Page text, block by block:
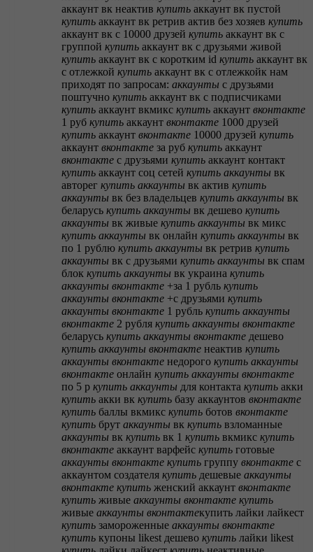
аккаунт вк неактив купить аккаунт вк пустой
купить аккаунт вк ретрив актив без хозяев купить
аккаунт вк с 10000 друзей купить аккаунт вк с
группой купить аккаунт вк с друзьями живой
купить аккаунт вк с коротким id купить аккаунт вк
с отлежкой купить аккаунт вк с отлежкойк нам
приходят по запросам: аккаунты с друзьями
поштучно купить аккаунт вк с подписчиками
купить аккаунт вкмикс купить аккаунт вконтакте
1 руб купить аккаунт вконтакте 1000 друзей
купить аккаунт вконтакте 10000 друзей купить
аккаунт вконтакте за руб купить аккаунт
вконтакте с друзьями купить аккаунт контакт
купить аккаунт соц сетей купить аккаунты вк
авторег купить аккаунты вк актив купить
аккаунты вк без владельцев купить аккаунты вк
беларусь купить аккаунты вк дешево купить
аккаунты вк живые купить аккаунты вк микс
купить аккаунты вк онлайн купить аккаунты вк
по 1 рублю купить аккаунты вк ретрив купить
аккаунты вк с друзьями купить аккаунты вк спам
блок купить аккаунты вк украина купить
аккаунты вконтакте +за 1 рубль купить
аккаунты вконтакте +с друзьями купить
аккаунты вконтакте 1 рубль купить аккаунты
вконтакте 2 рубля купить аккаунты вконтакте
беларусь купить аккаунты вконтакте дешево
купить аккаунты вконтакте неактив купить
аккаунты вконтакте недорого купить аккаунты
вконтакте онлайн купить аккаунты вконтакте
по 5 р купить аккаунты для контакта купить акки
купить акки вк купить базу аккаунтов вконтакте
купить баллы вкмикс купить ботов вконтакте
купить брут аккаунты вк купить взломанные
аккаунты вк купить вк 1 купить вкмикс купить
вконтакте аккаунт варфейс купить готовые
аккаунты вконтакте купить группу вконтакте с
аккаунтом создателя купить дешевые аккаунты
вконтакте купить женский аккаунт вконтакте
купить живые аккаунты вконтакте купить
живые аккаунты вконтактекупить лайки лайкест
купить замороженные аккаунты вконтакте
купить купоны likest дешево купить лайки likest